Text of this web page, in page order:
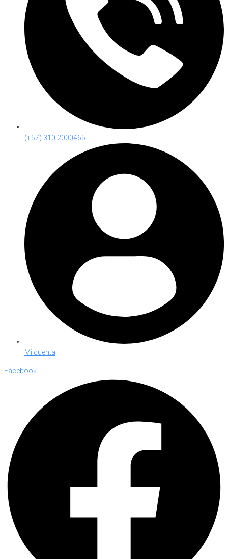
(+57) 310 2000465
Mi cuenta
Facebook